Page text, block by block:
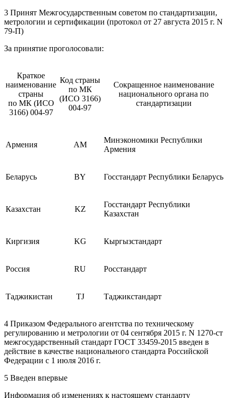
3 Принят Межгосударственным советом по стандартизации,
метрологии и сертификации (протокол от 27 августа 2015 г. N
79-П)
За принятие проголосовали:
Краткое
наименование
страны
по МК (ИСО
3166) 004-97
Код страны
по МК
(ИСО 3166)
004-97
Сокращенное наименование
национального органа по
стандартизации
Армения AM
Минэкономики Республики
Армения
Беларусь BY Госстандарт Республики Беларусь
Казахстан KZ
Госстандарт Республики
Казахстан
Киргизия KG Кыргызстандарт
Россия RU Росстандарт
Таджикистан TJ Таджикстандарт
4 Приказом Федерального агентства по техническому
регулированию и метрологии от 04 сентября 2015 г. N 1270-ст
межгосударственный стандарт ГОСТ 33459-2015 введен в
действие в качестве национального стандарта Российской
Федерации с 1 июля 2016 г.
5 Введен впервые
Информация об изменениях к настоящему стандарту